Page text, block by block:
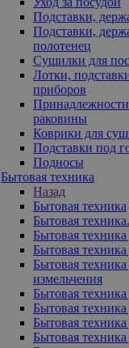
Подставки,
Подставки,
полотенец
Сушилки для
Лотки,
приборов
раковины
Коврики для
Подставки под
Подносы
Бытовая техника
Назад
Бытовая техника
Бытовая
Бытовая
Бытовая техника
Бытовая
измельчения
Бытовая
Бытовая
Бытовая
Бытовая техника